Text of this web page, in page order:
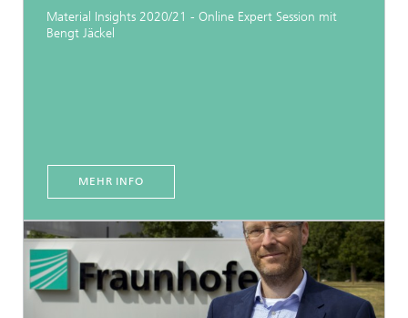
Material Insights 2020/21 - Online Expert Session mit
Bengt Jäckel
MEHR INFO